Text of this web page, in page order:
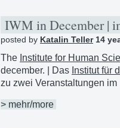
IWM in December |
posted by Katalin Teller14
The Institute for Human
december. | Das Institut für
zu zwei Veranstaltungen
> mehr/more